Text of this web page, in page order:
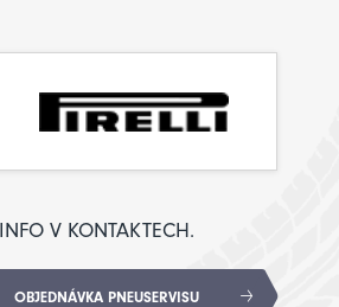
V KONTAKTECH.
OBJEDNÁVKA PNEUSERVISU